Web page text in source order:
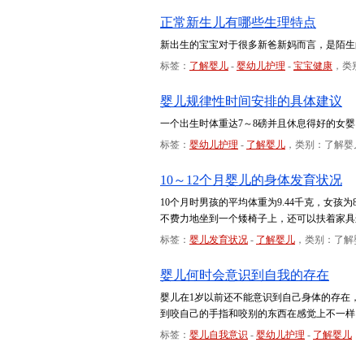
正常新生儿有哪些生理特点
新出生的宝宝对于很多新爸新妈而言，是陌
标签： 了解婴儿 - 婴幼儿护理 - 宝宝健康 ，
婴儿规律性时间安排的具体建议
一个出生时体重达7～8磅并且休息得好的女
标签： 婴幼儿护理 - 了解婴儿 ，类别：了解婴
10～12个月婴儿的身体发育状况
10个月时男孩的平均体重为9.44千克，女孩
不费力地坐到一个矮椅子上，还可以扶着家具
标签： 婴儿发育状况 - 了解婴儿 ，类别：了
婴儿何时会意识到自我的存在
婴儿在1岁以前还不能意识到自己身体的存
到咬自己的手指和咬别的东西在感觉上不一
标签： 婴儿自我意识 - 婴幼儿护理 - 了解婴儿